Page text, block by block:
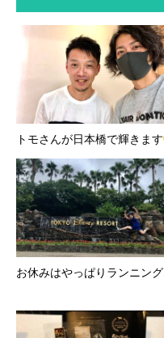
トモさんが日本橋で輝きます
お休みはやっぱりランニング